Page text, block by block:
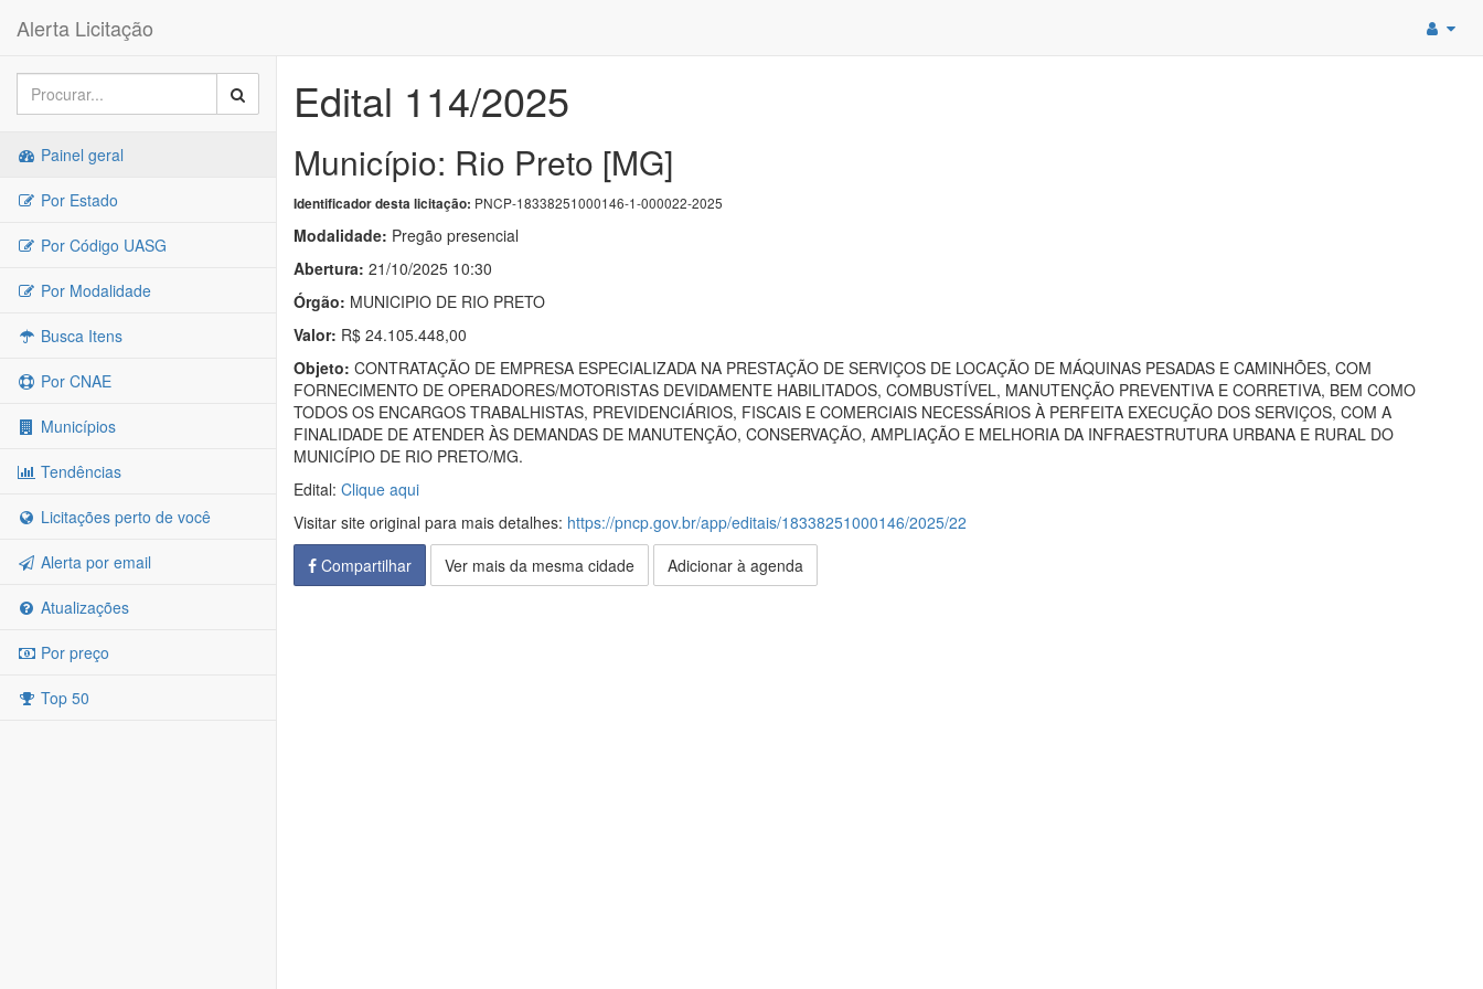
Alerta Licitação
Painel geral
Por Estado
Por Código UASG
Por Modalidade
Busca Itens
Por CNAE
Municípios
Tendências
Licitações perto de você
Alerta por email
Atualizações
Por preço
Top 50
Edital 114/2025
Município: Rio Preto [MG]
Identificador desta licitação: PNCP-18338251000146-1-000022-2025
Modalidade: Pregão presencial
Abertura: 21/10/2025 10:30
Órgão: MUNICIPIO DE RIO PRETO
Valor: R$ 24.105.448,00
Objeto: CONTRATAÇÃO DE EMPRESA ESPECIALIZADA NA PRESTAÇÃO DE SERVIÇOS DE LOCAÇÃO DE MÁQUINAS PESADAS E CAMINHÕES, COM
FORNECIMENTO DE OPERADORES/MOTORISTAS DEVIDAMENTE HABILITADOS, COMBUSTÍVEL, MANUTENÇÃO PREVENTIVA E CORRETIVA, BEM COMO
TODOS OS ENCARGOS TRABALHISTAS, PREVIDENCIÁRIOS, FISCAIS E COMERCIAIS NECESSÁRIOS À PERFEITA EXECUÇÃO DOS SERVIÇOS, COM A
FINALIDADE DE ATENDER ÀS DEMANDAS DE MANUTENÇÃO, CONSERVAÇÃO, AMPLIAÇÃO E MELHORIA DA INFRAESTRUTURA URBANA E RURAL DO
MUNICÍPIO DE RIO PRETO/MG.
Edital: Clique aqui
Visitar site original para mais detalhes: https://pncp.gov.br/app/editais/18338251000146/2025/22
Compartilhar
Ver mais da mesma cidade Adicionar à agenda